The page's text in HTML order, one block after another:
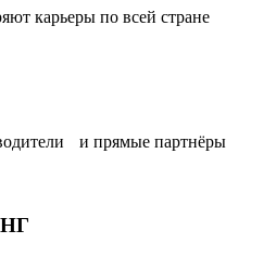
карьеры по всей стране
и прямые партнёры